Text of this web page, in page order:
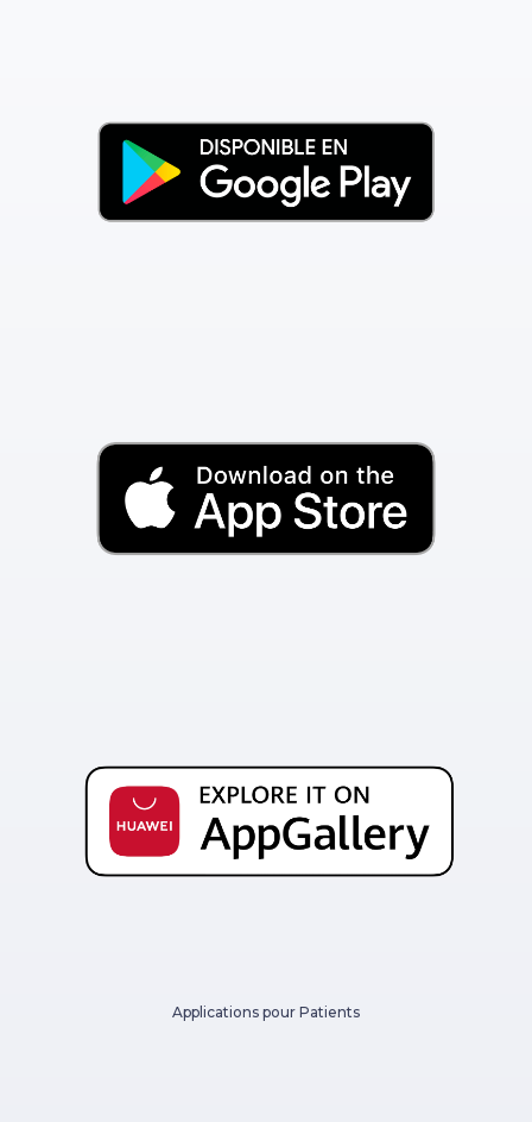
Applications pour Patients